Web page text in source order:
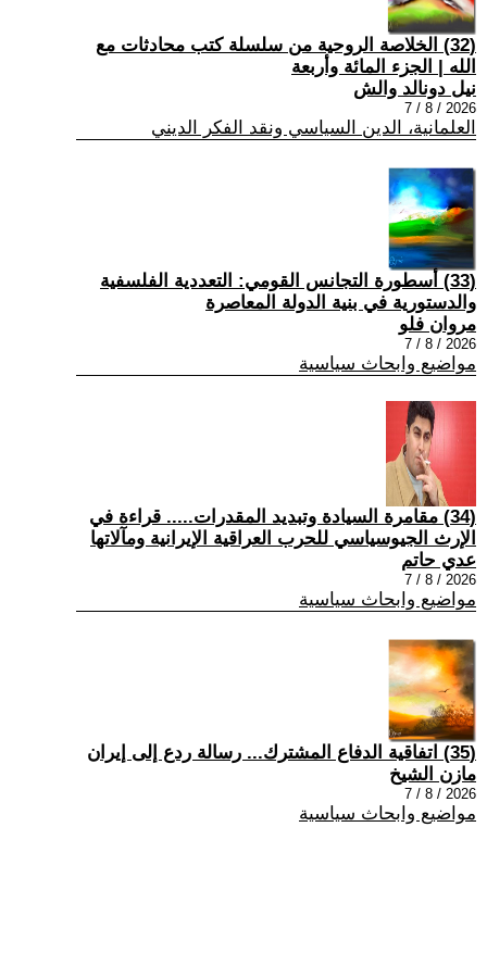
(32) الخلاصة الروحية من سلسلة كتب محادثات مع
الله | الجزء المائة وأربعة
نيل دونالد والش
2026 / 8 / 7
العلمانية، الدين السياسي ونقد الفكر الديني
(33) أسطورة التجانس القومي: التعددية الفلسفية
والدستورية في بنية الدولة المعاصرة
مروان فلو
2026 / 8 / 7
مواضيع وابحاث سياسية
(34) مقامرة السيادة وتبديد المقدرات..... قراءة في
الإرث الجيوسياسي للحرب العراقية الإيرانية ومآلاتها
عدي حاتم
2026 / 8 / 7
مواضيع وابحاث سياسية
(35) اتفاقية الدفاع المشترك... رسالة ردع إلى إيران
مازن الشيخ
2026 / 8 / 7
مواضيع وابحاث سياسية